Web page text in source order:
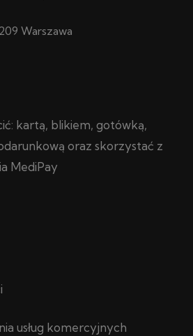
Warszawa
kartą, blikiem, gotówką,
oraz skorzystać z
MediPay
usług komercyjnych